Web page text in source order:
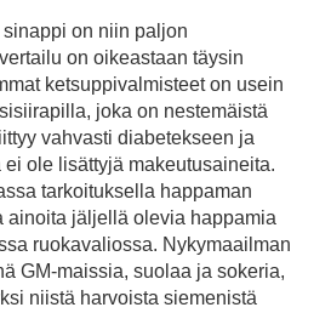
on niin paljon
on oikeastaan täysin
ketsuppivalmisteet on usein
joka on nestemäistä
vahvasti diabetekseen ja
ole lisättyjä makeutusaineita.
tarkoituksella happaman
ainoita jäljellä olevia happamia
ruokavaliossa. Nykymaailman
GM-maissia, suolaa ja sokeria,
niistä harvoista siemenistä